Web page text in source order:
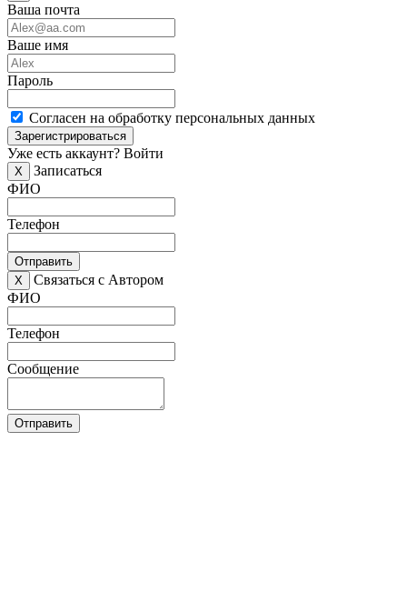
Ваша почта
Ваше имя
Пароль
Согласен на обработку персональных данных
Зарегистрироваться
Уже есть аккаунт? Войти
X
Записаться
ФИО
Телефон
Отправить
X
Связаться с Автором
ФИО
Телефон
Сообщение
Отправить